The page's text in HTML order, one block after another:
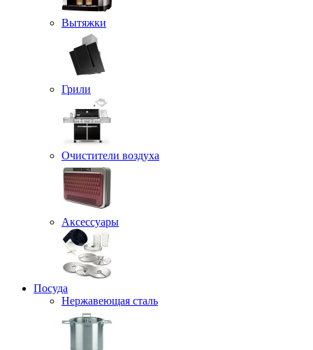
Вытяжки
Грили
Очистители воздуха
Аксессуары
Посуда
Нержавеющая сталь